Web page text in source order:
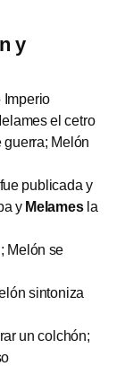
y
Imperio
el cetro
guerra; Melón
publicada y
y Melamesla
Melón se
sintoniza
un colchón;